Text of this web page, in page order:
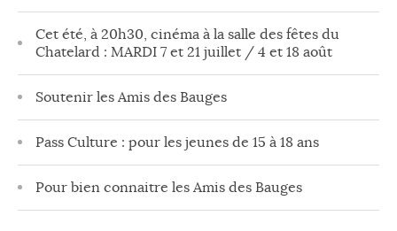
Cet été, à 20h30, cinéma à la salle des fêtes du
Chatelard : MARDI 7 et 21 juillet / 4 et 18 août
Soutenir les Amis des Bauges
Pass Culture : pour les jeunes de 15 à 18 ans
Pour bien connaitre les Amis des Bauges